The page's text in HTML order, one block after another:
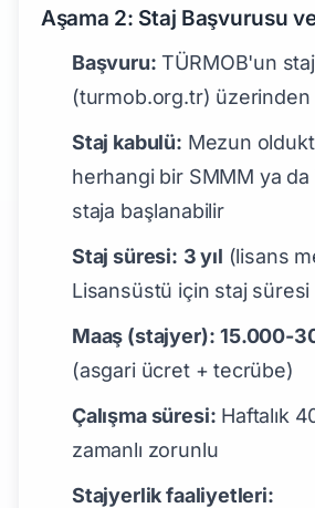
Aşama 2: Staj Başvurusu
Başvuru: TÜRMOB'un
(turmob.org.tr)
Staj kabulü: Mezun
herhangi bir SMMM ya da
staja başlanabilir
Staj süresi: 3 yıl (lisans
Lisansüstü için staj süresi
Maaş (stajyer): 15.000-
(asgari ücret + tecrübe)
Çalışma süresi: Haftalık
zamanlı zorunlu
Stajyerlik faaliyetleri: